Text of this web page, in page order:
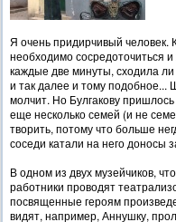
Я очень придирчивый человек.
необходимо сосредоточиться
каждые две минуты, сходила ли
и так далее и тому подобное...
молчит. Но Булгакову
еще несколько семей (и не
творить, потому что больше
соседи катали на него доносы
В одном из двух музейчиков,
работники проводят
посвященные героям
видят, например, Аннушку,